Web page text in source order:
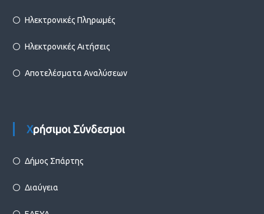
Ηλεκτρονικές Πληρωμές
Ηλεκτρονικές Αιτήσεις
Αποτελέσματα Αναλύσεων
Χρήσιμοι Σύνδεσμοι
Δήμος Σπάρτης
Διαύγεια